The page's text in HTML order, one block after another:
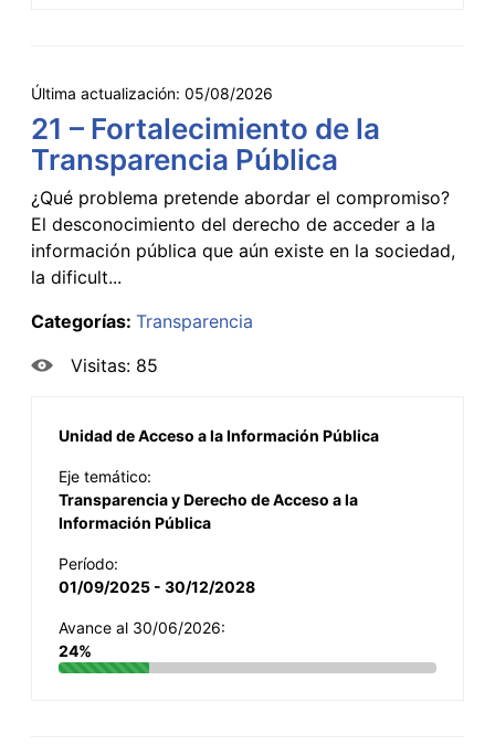
Última actualización: 05/08/2026
21 – Fortalecimiento de la
Transparencia Pública
¿Qué problema pretende abordar el compromiso?
El desconocimiento del derecho de acceder a la
información pública que aún existe en la sociedad,
la dificult...
Categorías: Transparencia
Visitas: 85
Unidad de Acceso a la Información Pública
Eje temático:
Transparencia y Derecho de Acceso a la
Información Pública
Período:
01/09/2025 - 30/12/2028
Avance al 30/06/2026:
24%